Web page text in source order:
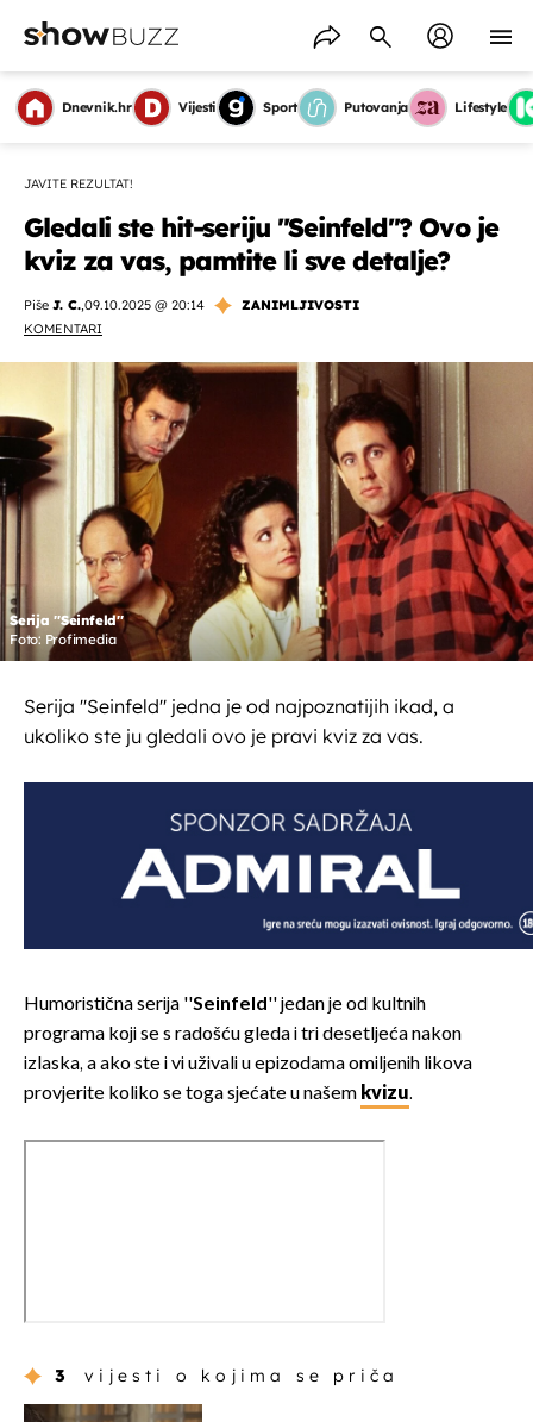
Dnevnik.hr Vijesti Sport Putovanja Lifestyle
JAVITE REZULTAT!
Gledali ste hit-seriju ''Seinfeld''? Ovo je
kviz za vas, pamtite li sve detalje?
Piše J. C.,09.10.2025 @ 20:14
ZANIMLJIVOSTI
KOMENTARI
Serija ''Seinfeld''
Foto: Profimedia
Serija ''Seinfeld'' jedna je od najpoznatijih ikad, a
ukoliko ste ju gledali ovo je pravi kviz za vas.
Humoristična serija ''Seinfeld'' jedan je od kultnih
programa koji se s radošću gleda i tri desetljeća nakon
izlaska, a ako ste i vi uživali u epizodama omiljenih likova
provjerite koliko se toga sjećate u našem kvizu.
3 vijesti o kojima se priča
OMOGUĆI OBAVIJESTI